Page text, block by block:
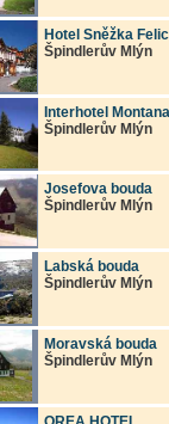
Hotel Sněžka
Špindlerův Mlýn
Interhotel Montana
Špindlerův Mlýn
Josefova bouda
Špindlerův Mlýn
Labská bouda
Špindlerův Mlýn
Moravská bouda
Špindlerův Mlýn